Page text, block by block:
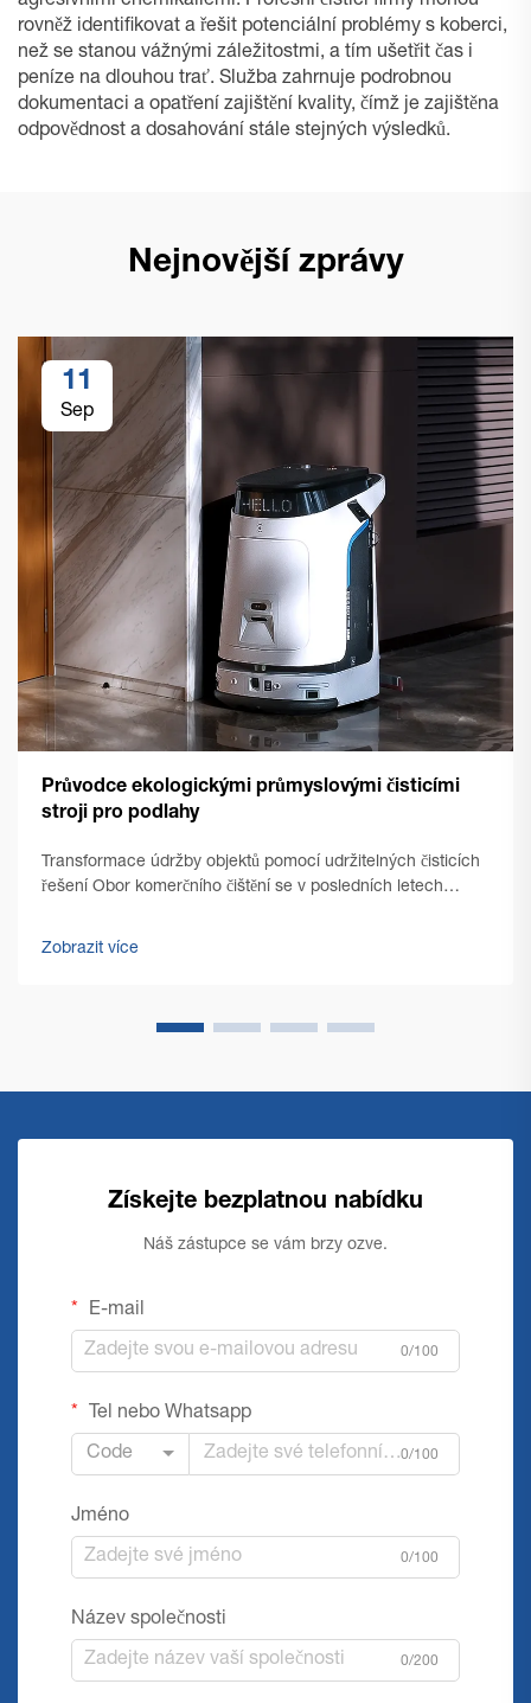
rovněž identifikovat a řešit potenciální problémy s koberci,
než se stanou vážnými záležitostmi, a tím ušetřit čas i
peníze na dlouhou trať. Služba zahrnuje podrobnou
dokumentaci a opatření zajištění kvality, čímž je zajištěna
odpovědnost a dosahování stále stejných výsledků.
Nejnovější zprávy
11
Sep
Průvodce ekologickými průmyslovými čisticími
stroji pro podlahy
Transformace údržby objektů pomocí udržitelných čisticích
řešení Obor komerčního čištění se v posledních letech
tématem. Moderní stroje pro čištění podlah...
Zobrazit více
Získejte bezplatnou nabídku
Náš zástupce se vám brzy ozve.
E-mail
0/100
Tel nebo Whatsapp
Code 0/100
Jméno
0/100
Název společnosti
0/200